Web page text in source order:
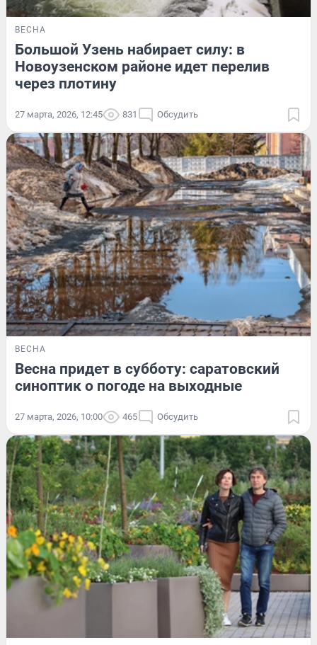
ВЕСНА
Большой Узень набирает силу: в
Новоузенском районе идет перелив
через плотину
27 марта, 2026, 12:45 831 Обсудить
ВЕСНА
Весна придет в субботу: саратовский
синоптик о погоде на выходные
27 марта, 2026, 10:00 465 Обсудить